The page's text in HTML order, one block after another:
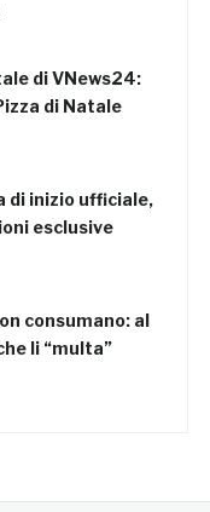
di VNews24:
di Natale
di inizio ufficiale,
esclusive
consumano: al
li “multa”